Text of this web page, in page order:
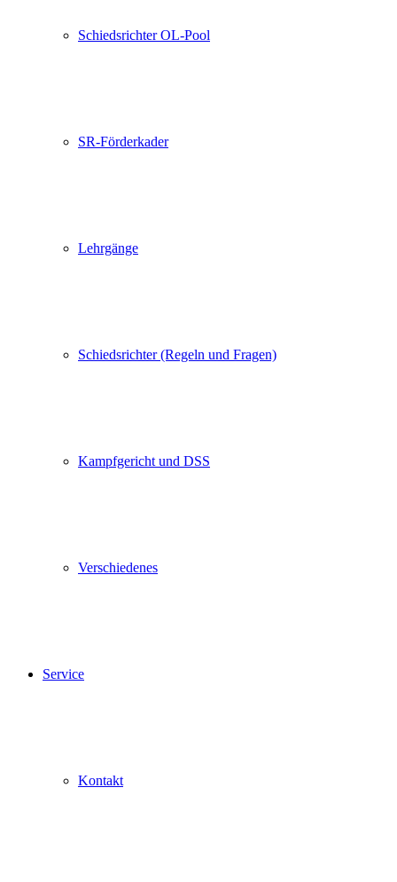
Schiedsrichter OL-Pool
SR-Förderkader
Lehrgänge
Schiedsrichter (Regeln und Fragen)
Kampfgericht und DSS
Verschiedenes
Service
Kontakt